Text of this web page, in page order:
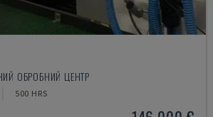
ОБРОБНИЙ ЦЕНТР
500 HRS